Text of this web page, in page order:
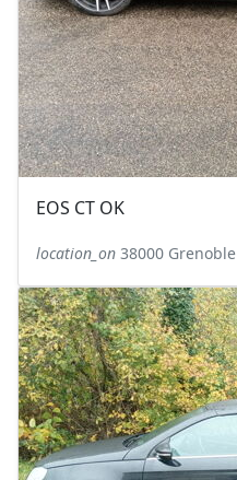
EOS CT OK
location_on 38000 Grenoble